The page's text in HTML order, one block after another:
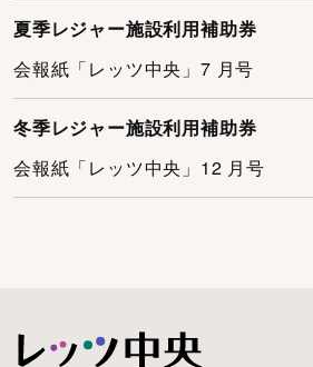
夏季レジャー施設利用補助券
会報紙「レッツ中央」7 月号
冬季レジャー施設利用補助券
会報紙「レッツ中央」12 月号